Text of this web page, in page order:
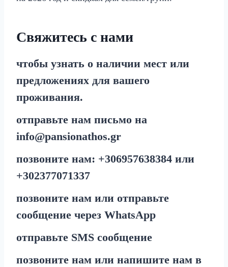
Свяжитесь с нами
чтобы узнать о наличии мест или
предложениях для вашего
проживания.
отправьте нам письмо на
info@pansionathos.gr
позвоните нам: +306957638384 или
+302377071337
позвоните нам или отправьте
сообщение через WhatsApp
отправьте SMS сообщение
позвоните нам или напишите нам в